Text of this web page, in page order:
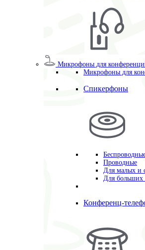
Микрофоны для
Микрофоны для
Спикерфоны
Проводные
Для малых и
Для больших
Конференц-